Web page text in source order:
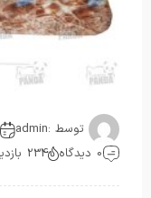
توسط :admin
0 دیدگاه
234 بازدید